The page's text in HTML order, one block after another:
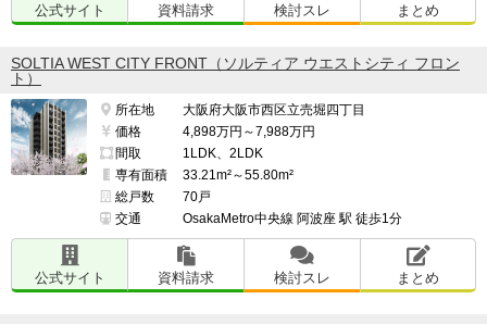
公式サイト 資料請求 検討スレ まとめ
SOLTIA WEST CITY FRONT（ソルティア ウエストシティ フロン
ト）
所在地
大阪府大阪市西区立売堀四丁目
価格
4,898万円～7,988万円
間取
1LDK、2LDK
専有面積
33.21m²～55.80m²
総戸数
70戸
交通
OsakaMetro中央線 阿波座 駅 徒歩1分
公式サイト 資料請求 検討スレ まとめ